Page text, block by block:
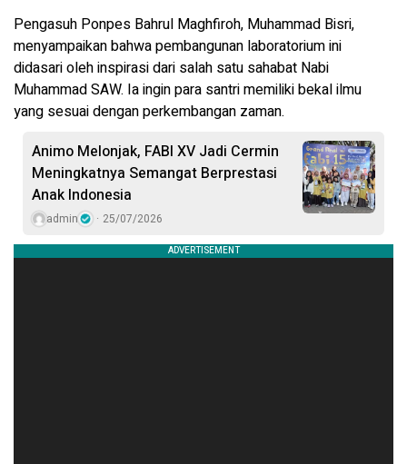
Pengasuh Ponpes Bahrul Maghfiroh, Muhammad Bisri,
menyampaikan bahwa pembangunan laboratorium ini
didasari oleh inspirasi dari salah satu sahabat Nabi
Muhammad SAW. Ia ingin para santri memiliki bekal ilmu
yang sesuai dengan perkembangan zaman.
Animo Melonjak, FABI XV Jadi Cermin
Meningkatnya Semangat Berprestasi
Anak Indonesia
admin 25/07/2026